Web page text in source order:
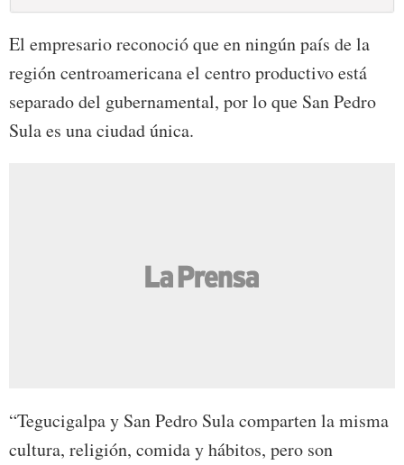
El empresario reconoció que en ningún país de la
región centroamericana el centro productivo está
separado del gubernamental, por lo que San Pedro
Sula es una ciudad única.
“Tegucigalpa y San Pedro Sula comparten la misma
cultura, religión, comida y hábitos, pero son